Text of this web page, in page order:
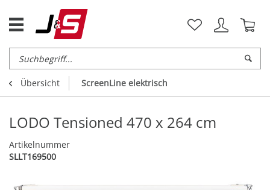
Übersicht ScreenLine elektrisch
LODO Tensioned 470 x 264 cm
Artikelnummer
SLLT169500